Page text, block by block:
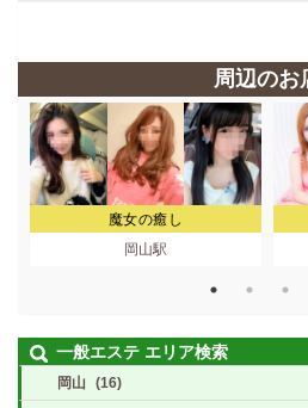
周辺のお
魔女の癒し
岡山駅
一般エステ エリア検索
岡山 (16)